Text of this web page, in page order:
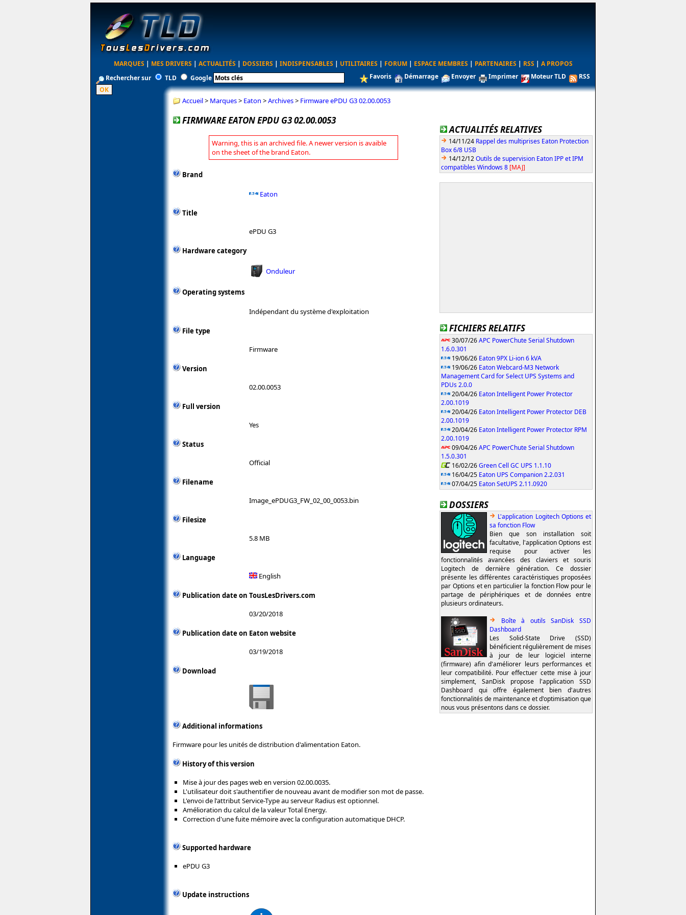
MARQUES | MES DRIVERS | ACTUALITÉS | DOSSIERS | INDISPENSABLES | UTILITAIRES | FORUM | ESPACE MEMBRES | PARTENAIRES | RSS | A PROPOS
Rechercher sur
TLD Google Favoris Démarrage Envoyer Imprimer Moteur TLD RSS
Accueil> Marques> Eaton >Archives> Firmware ePDU G3 02.00.0053
FIRMWARE EATON EPDU G3 02.00.0053
Warning, this is an archived file. A newer version is avaible
on the sheet of the brand Eaton.
Brand
Eaton
Title
ePDU G3
Hardware category
Onduleur
Operating systems
Indépendant du système d'exploitation
File type
Firmware
Version
02.00.0053
Full version
Yes
Status
Official
Filename
Image_ePDUG3_FW_02_00_0053.bin
Filesize
5.8 MB
Language
English
Publication date on TousLesDrivers.com
03/20/2018
Publication date on Eaton website
03/19/2018
Download
Additional informations
Firmware pour les unités de distribution d'alimentation Eaton.
History of this version
Mise à jour des pages web en version 02.00.0035.
L'utilisateur doit s'authentifier de nouveau avant de modifier son mot de passe.
L'envoi de l'attribut Service-Type au serveur Radius est optionnel.
Amélioration du calcul de la valeur Total Energy.
Correction d'une fuite mémoire avec la configuration automatique DHCP.
Supported hardware
ePDU G3
Update instructions
ACTUALITÉS RELATIVES
14/11/24 Rappel des multiprises Eaton Protection
Box 6/8 USB
14/12/12Outils de supervision Eaton IPP et IPM
compatibles Windows 8 [MAJ]
FICHIERS RELATIFS
30/07/26APC PowerChute Serial Shutdown
1.6.0.301
19/06/26 Eaton 9PX Li-ion 6 kVA
19/06/26 Eaton Webcard-M3 Network
Management Card for Select UPS Systems and
PDUs 2.0.0
20/04/26 Eaton Intelligent Power Protector
2.00.1019
20/04/26 Eaton Intelligent Power Protector DEB
2.00.1019
20/04/26 Eaton Intelligent Power Protector RPM
2.00.1019
09/04/26APC PowerChute Serial Shutdown
1.5.0.301
16/02/26Green Cell GC UPS 1.1.10
16/04/25 Eaton UPS Companion 2.2.031
07/04/25 Eaton SetUPS 2.11.0920
DOSSIERS
L'application Logitech Options et
sa fonction Flow
Bien que son installation soit
facultative, l'application Options est
requise pour activer les
fonctionnalités avancées des claviers et souris
Logitech de dernière génération. Ce dossier
présente les différentes caractéristiques proposées
par Options et en particulier la fonction Flow pour le
partage de périphériques et de données entre
plusieurs ordinateurs.
Boîte à outils SanDisk SSD
Dashboard
Les Solid-State Drive (SSD)
bénéficient régulièrement de mises
à jour de leur logiciel interne
(firmware) afin d'améliorer leurs performances et
leur compatibilité. Pour effectuer cette mise à jour
simplement, SanDisk propose l'application SSD
Dashboard qui offre également bien d'autres
fonctionnalités de maintenance et d'optimisation que
nous vous présentons dans ce dossier.